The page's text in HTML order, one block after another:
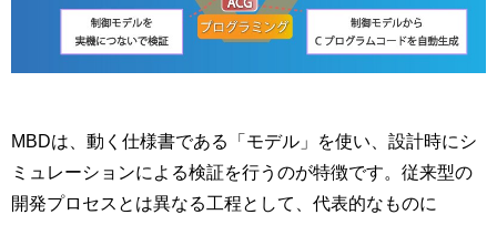
MBDは、動く仕様書である「モデル」を使い、設計時にシ
ミュレーションによる検証を行うのが特徴です。従来型の
開発プロセスとは異なる工程として、代表的なものに